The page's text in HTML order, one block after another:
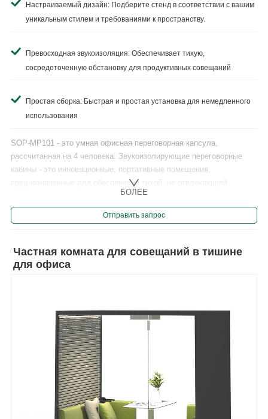
Настраиваемый дизайн: Подберите стенд в соответствии с вашим
уникальным стилем и требованиями к пространству.
Превосходная звукоизоляция: Обеспечивает тихую,
сосредоточенную обстановку для продуктивных совещаний
Простая сборка: Быстрая и простая установка для немедленного
использования
SOP-MP101 - это умная офисная переговорная капсула,
рассчитанная на 4 человека. Звукоизолирующие переговорные
кабины - это инновационные, портативные помещения,
предназначенные для обеспечения тихой, не отвлекающей
обстановки для совещаний, звонков или сосредоточенной
работы.......
БОЛЕЕ
Отправить запрос
Частная комната для совещаний в тишине
для офиса